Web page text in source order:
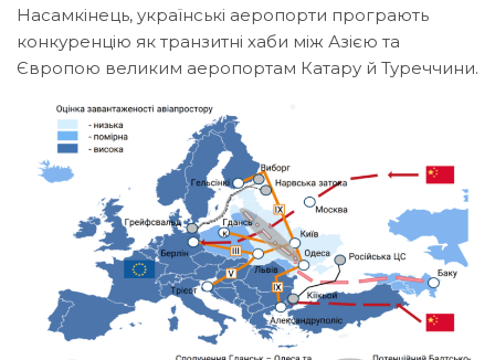
Насамкінець, українські аеропорти програють
конкуренцію як транзитні хаби між Азією та
Європою великим аеропортам Катару й Туреччини.